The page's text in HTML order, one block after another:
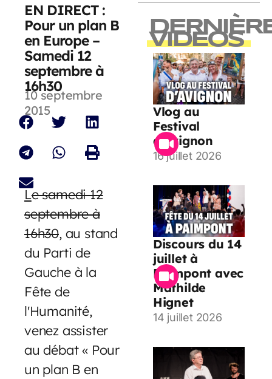
EN DIRECT :
Pour un plan B
en Europe –
Samedi 12
septembre à
16h30
10 septembre
2015
Le samedi 12
septembre à
16h30, au stand
du Parti de
Gauche à la
Fête de
l'Humanité,
venez assister
au débat « Pour
un plan B en
VIDEOS
Vlog au
Festival
d’Avignon
16 juillet 2026
Discours du 14
juillet à
Paimpont avec
Mathilde
Hignet
14 juillet 2026